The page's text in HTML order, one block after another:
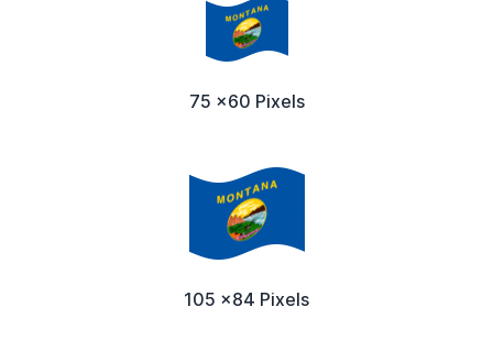
75 x60 Pixels
105 x84 Pixels